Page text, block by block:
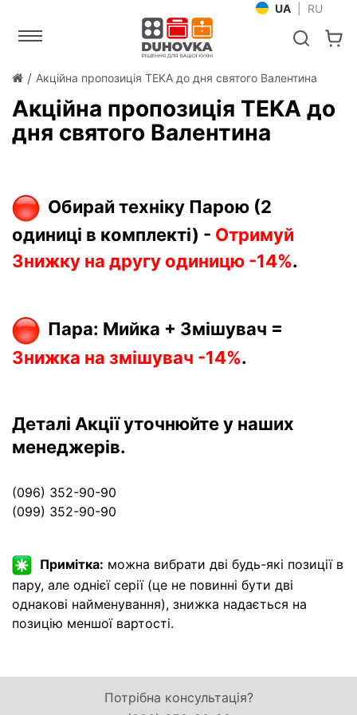
UA RU
Акційна пропозиція TEKA до дня святого Валентина
Акційна пропозиція TEKA до
дня святого Валентина
Обирай техніку Парою (2
одиниці в комплекті) - Отримуй
Знижку на другу одиницю -14%.
Пара: Мийка + Змішувач =
Знижка на змішувач -14%.
Деталі Акції уточнюйте у наших
менеджерів.
(096) 352-90-90
(099) 352-90-90
Примітка: можна вибрати дві будь-які позиції в
пару, але однієї серії (це не повинні бути дві
однакові найменування), знижка надається на
позицію меншої вартості.
Потрібна консультація?